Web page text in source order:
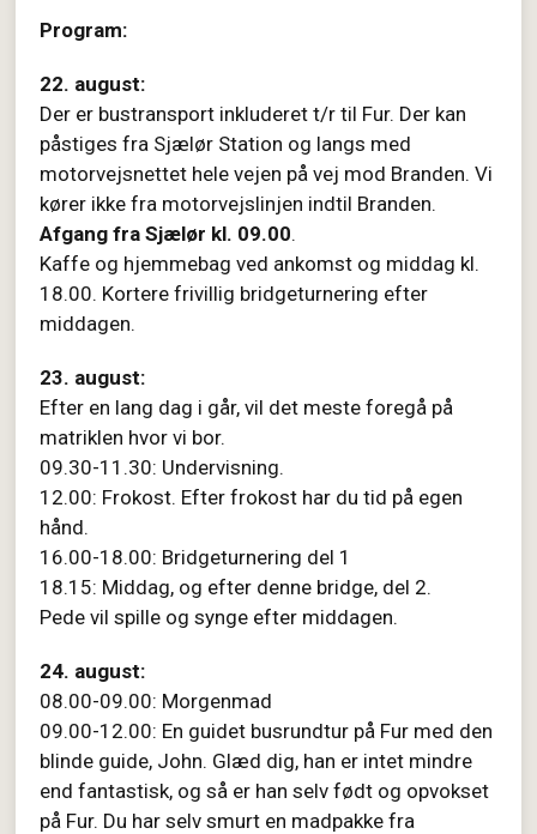
Program:
22. august:
Der er bustransport inkluderet t/r til Fur. Der kan
påstiges fra Sjælør Station og langs med
motorvejsnettet hele vejen på vej mod Branden. Vi
kører ikke fra motorvejslinjen indtil Branden.
Afgang fra Sjælør kl. 09.00.
Kaffe og hjemmebag ved ankomst og middag kl.
18.00. Kortere frivillig bridgeturnering efter
middagen.
23. august:
Efter en lang dag i går, vil det meste foregå på
matriklen hvor vi bor.
09.30-11.30: Undervisning.
12.00: Frokost. Efter frokost har du tid på egen
hånd.
16.00-18.00: Bridgeturnering del 1
18.15: Middag, og efter denne bridge, del 2.
Pede vil spille og synge efter middagen.
24. august:
08.00-09.00: Morgenmad
09.00-12.00: En guidet busrundtur på Fur med den
blinde guide, John. Glæd dig, han er intet mindre
end fantastisk, og så er han selv født og opvokset
på Fur. Du har selv smurt en madpakke fra